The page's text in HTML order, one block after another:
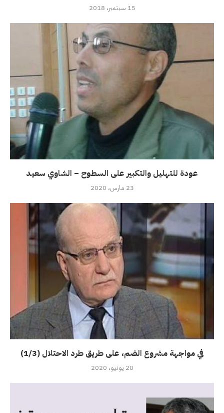
15 سبتمبر، 2018
عودة للتهليل والتكبير على السطوح – الشاوي سعيد
23 مارس، 2020
في مواجهة مشروع الضم، على طريق طرد الاحتلال (1/3)
20 يونيو، 2020